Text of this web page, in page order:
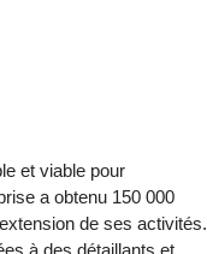
et viable pour
a obtenu 150 000
de ses activités.
à des détaillants et